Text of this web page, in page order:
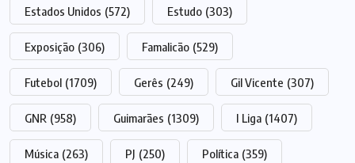
Estados Unidos (572) Estudo (303)
Exposição (306) Famalicão (529)
Futebol (1709) Gerês (249) Gil Vicente (307)
GNR (958) Guimarães (1309) I Liga (1407)
Música (263) PJ (250) Política (359)